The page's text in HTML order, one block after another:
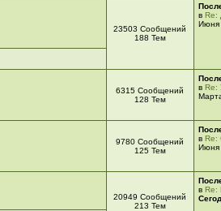
23503 Сообщений
188 Тем
в Re:
Июня
6315 Сообщений
128 Тем
в Re:
9780 Сообщений
125 Тем
в Re:
Июня
20949 Сообщений
213 Тем
в Re: